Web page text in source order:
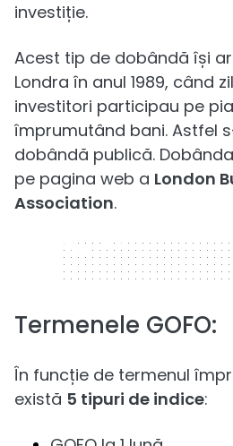
investiție.
Acest tip de dobândă își
Londra în anul 1989, când
investitori participau pe
împrumutând bani. Astfel
dobândă publică.
pe pagina web a London
Association.
320 x 50
Termenele GOFO:
În funcție de termenul
există 5 tipuri de indice: